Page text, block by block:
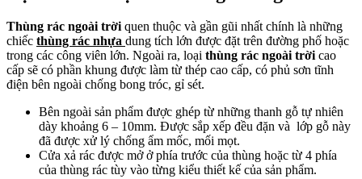
Thùng rác ngoài trờiquen thuộc và gần gũi nhất chính là những
chiếc thùng rác nhựa dung tích lớn được đặt trên đường phố hoặc
trong các công viên lớn. Ngoài ra, loại thùng rác ngoài trờicao
cấp sẽ có phần khung được làm từ thép cao cấp, có phủ sơn tĩnh
điện bên ngoài chống bong tróc, gỉ sét.
Bên ngoài sản phẩm được ghép từ những thanh gỗ tự nhiên
dày khoảng 6 – 10mm. Được sắp xếp đều đặn và lớp gỗ này
đã được xử lý chống ẩm mốc, mối mọt.
Cửa xả rác được mở ở phía trước của thùng hoặc từ 4 phía
của thùng rác tùy vào từng kiểu thiết kế của sản phẩm.